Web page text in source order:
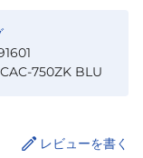
750ZK BLU
レビューを書く